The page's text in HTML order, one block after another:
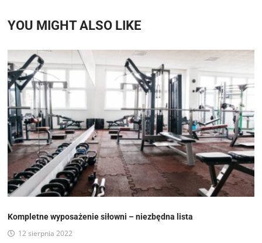
YOU MIGHT ALSO LIKE
Kompletne wyposażenie siłowni – niezbędna lista
12 sierpnia 2022